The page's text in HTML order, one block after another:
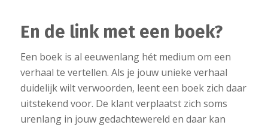
En de link met een boek?
Een boek is al eeuwenlang hét medium om een
verhaal te vertellen. Als je jouw unieke verhaal
duidelijk wilt verwoorden, leent een boek zich daar
uitstekend voor. De klant verplaatst zich soms
urenlang in jouw gedachtewereld en daar kan